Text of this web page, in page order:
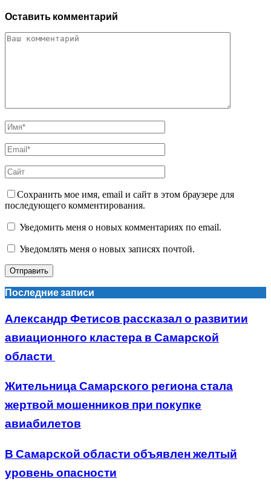
Оставить комментарий
Сохранить мое имя, email и сайт в этом браузере для
последующего комментирования.
Уведомить меня о новых комментариях по email.
Уведомлять меня о новых записях почтой.
Последние записи
Александр Фетисов рассказал о развитии
авиационного кластера в Самарской
области
Жительница Самарского региона стала
жертвой мошенников при покупке
авиабилетов
В Самарской области объявлен желтый
уровень опасности